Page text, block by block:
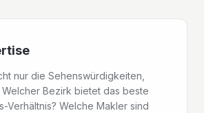
nur die Sehenswürdigkeiten,
Bezirk bietet das beste
Verhältnis? Welche Makler sind